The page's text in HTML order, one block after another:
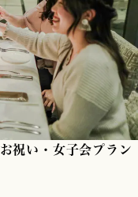
祝い・女子会プラン